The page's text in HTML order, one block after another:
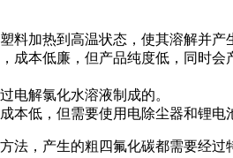
料加热到高温状态，使其溶解并产
成本低廉，但产品纯度低，同时会
电解氯化水溶液制成的。
本低，但需要使用电除尘器和锂
法，产生的粗四氟化碳都需要经